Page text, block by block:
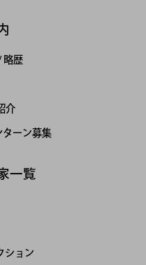
略歴
介
ターン募集
一覧
ション